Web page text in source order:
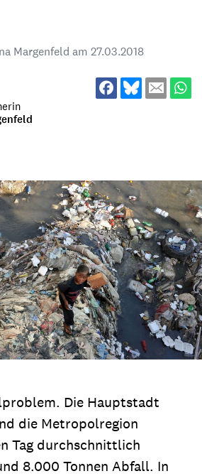
Margenfeld am 27.03.2018
Die Hauptstadt
die Metropolregion
Tag durchschnittlich
8.000 Tonnen Abfall. In